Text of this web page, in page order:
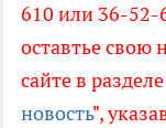
610 или 36-52-
оставтье свою
сайте в
новость",